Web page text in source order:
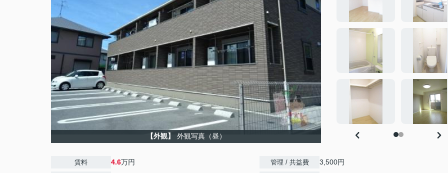
【外観】 外観写真（昼）
賃料 4.6万円 管理 / 共益費 3,500円